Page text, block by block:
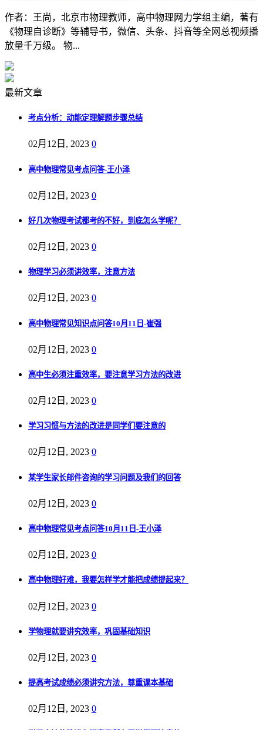
作者：王尚，北京市物理教师，高中物理网力学组主编，著有
《物理自诊断》等辅导书，微信、头条、抖音等全网总视频播
放量千万级。 物...
最新文章
考点分析：动能定理解题步骤总结
02月12日, 2023 0
高中物理常见考点问答-王小泽
02月12日, 2023 0
好几次物理考试都考的不好，到底怎么学呢？
02月12日, 2023 0
物理学习必须讲效率，注意方法
02月12日, 2023 0
高中物理常见知识点问答10月11日-崔强
02月12日, 2023 0
高中生必须注重效率，要注意学习方法的改进
02月12日, 2023 0
学习习惯与方法的改进是同学们要注意的
02月12日, 2023 0
某学生家长邮件咨询的学习问题及我们的回答
02月12日, 2023 0
高中物理常见考点问答10月11日-王小泽
02月12日, 2023 0
高中物理好难，我要怎样学才能把成绩提起来？
02月12日, 2023 0
学物理就要讲究效率，巩固基础知识
02月12日, 2023 0
提高考试成绩必须讲究方法，尊重课本基础
02月12日, 2023 0